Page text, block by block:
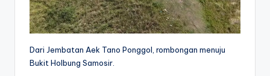
Dari Jembatan Aek Tano Ponggol, rombongan menuju
Bukit Holbung Samosir.